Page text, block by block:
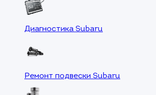
Диагностика Subaru
Ремонт подвески Subaru